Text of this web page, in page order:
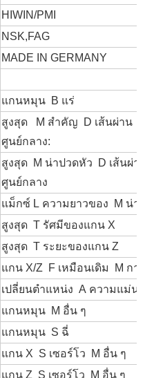
HIWIN/PMI
NSK,FAG
MADE IN GERMANY
แกนหมุน B แร่
สูงสุด
M สำคัญ D เส้นผ่าน
ศูนย์กลาง:
สูงสุด M น่าปวดหัว D เส้นผ่าน
ศูนย์กลาง
แม็กซ์ L ความยาวของ M น่าป
สูงสุด T รัศมีของแกน X
สูงสุด T ระยะของแกน Z
แกน X/Z
F เหมือนเดิม M การ
เปลี่ยนตำแหน่ง A ความแม่นยำ
แกนหมุน M อื่น ๆ
แกนหมุน S ฉี่
แกน X S เซอร์โว M อื่น ๆ
แกน Z S เซอร์โว M อื่น ๆ